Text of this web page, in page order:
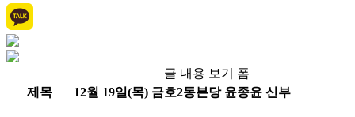
글 내용 보기 폼
제목
12월 19일(목) 금호2동본당 윤종윤 신부